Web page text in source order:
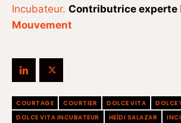
Incubateur. Contributrice experte
Mouvement
COURTAGE COURTIER DOLCE VITA
DOLCE
DOLCE VITA INCUBATEUR
HEÏDI SALAZAR